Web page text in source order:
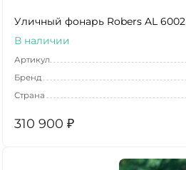
Уличный фонарь Robers AL 6002
В наличии
Артикул
Бренд
Страна
310 900 ₽